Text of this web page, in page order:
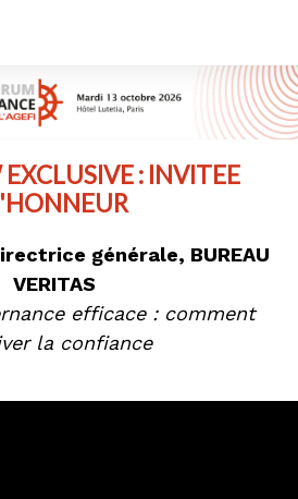
: INVITEE
générale, BUREAU
VERITAS
efficace : comment
la confiance